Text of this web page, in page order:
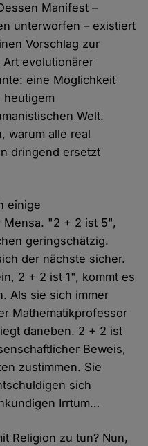
Manifest –
unterworfen – existiert
Vorschlag zur
evolutionärer
eine Möglichkeit
heutigem
Welt.
warum alle real
dringend ersetzt
einige
Mensa. "2 + 2 ist 5",
geringschätzig.
der nächste sicher.
2 + 2 ist 1", kommt es
Als sie sich immer
Mathematikprofessor
daneben. 2 + 2 ist
Beweis,
zustimmen. Sie
sich
Irrtum…
Religion zu tun? Nun,